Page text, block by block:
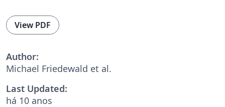
View PDF
Author:
Michael Friedewald et al.
Last Updated:
há 10 anos